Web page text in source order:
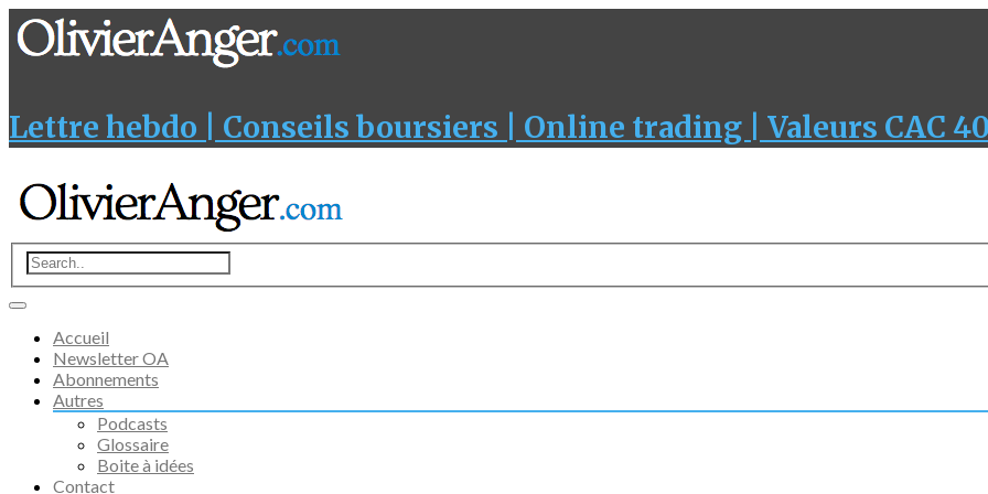
Lettre hebdo | Conseils boursiers | Online trading | Valeurs CAC
Accueil
Newsletter OA
Abonnements
Autres
Podcasts
Glossaire
Boite à idées
Contact